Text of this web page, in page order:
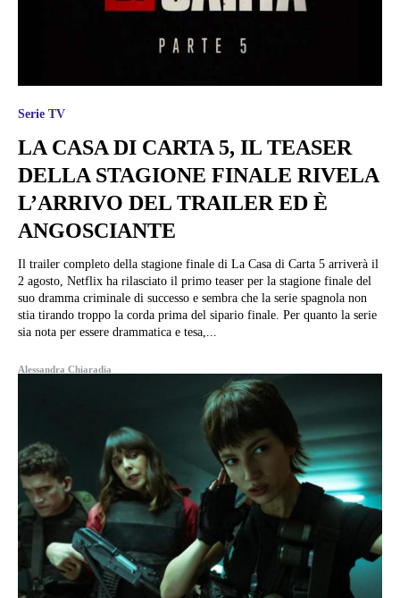
Serie TV
LA CASA DI CARTA 5, IL TEASER
DELLA STAGIONE FINALE RIVELA
L’ARRIVO DEL TRAILER ED È
ANGOSCIANTE
Il trailer completo della stagione finale di La Casa di Carta 5 arriverà il
2 agosto, Netflix ha rilasciato il primo teaser per la stagione finale del
suo dramma criminale di successo e sembra che la serie spagnola non
stia tirando troppo la corda prima del sipario finale. Per quanto la serie
sia nota per essere drammatica e tesa,...
Alessandra Chiaradia